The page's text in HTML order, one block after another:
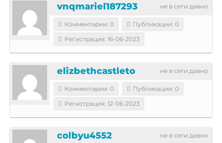
не в сети давно
vnqmariel187293
Комментарии: 0
Публикации: 0
Регистрация: 16-06-2023
не в сети давно
elizbethcastleto
Комментарии: 0
Публикации: 0
Регистрация: 12-06-2023
не в сети давно
colbyu4552